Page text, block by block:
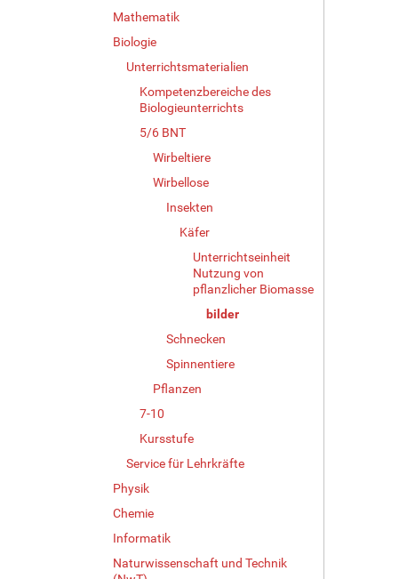
Mathematik
Biologie
Unterrichtsmaterialien
Kompetenzbereiche des
Biologieunterrichts
5/6 BNT
Wirbeltiere
Wirbellose
Insekten
Käfer
Unterrichtseinheit
Nutzung von
pflanzlicher Biomasse
bilder
Schnecken
Spinnentiere
Pflanzen
7-10
Kursstufe
Service für Lehrkräfte
Physik
Chemie
Informatik
Naturwissenschaft und Technik